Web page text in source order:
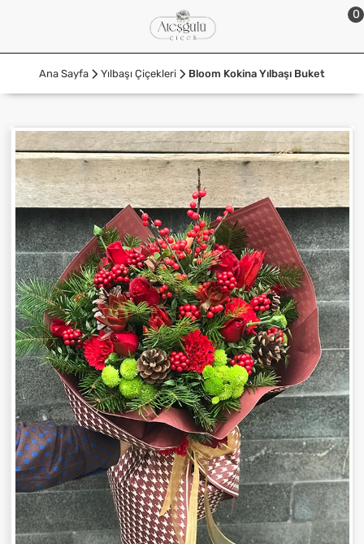
0
Ana Sayfa Yılbaşı Çiçekleri Bloom Kokina Yılbaşı Buket